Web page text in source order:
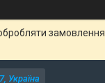
замовлення
Україна